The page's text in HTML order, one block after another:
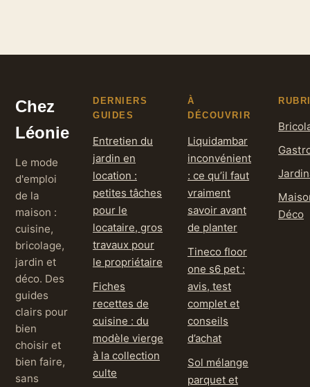
Chez
Léonie
Le mode
d'emploi
de la
maison :
cuisine,
bricolage,
jardin et
déco. Des
guides
clairs pour
bien
choisir et
bien faire,
sans
DERNIERS
GUIDES
Entretien du
jardin en
location :
petites tâches
pour le
locataire, gros
travaux pour
le propriétaire
Fiches
recettes de
cuisine : du
modèle vierge
à la collection
culte
À
DÉCOUVRIR
Liquidambar
inconvénient
: ce qu’il faut
vraiment
savoir avant
de planter
Tineco floor
one s6 pet :
avis, test
complet et
conseils
d’achat
Sol mélange
parquet et
Déco